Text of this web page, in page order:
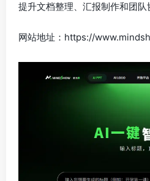
提升文档整理、汇报制作和团队
网站地址：https://